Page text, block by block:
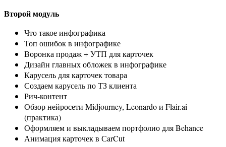
Второй модуль
Что такое инфографика
Топ ошибок в инфографике
Воронка продаж + УТП для карточек
Дизайн главных обложек в инфографике
Карусель для карточек товара
Создаем карусель по ТЗ клиента
Рич-контент
Обзор нейросети Midjourney, Leonardo и Flair.ai
(практика)
Оформляем и выкладываем портфолио для Behance
Анимация карточек в СarCut